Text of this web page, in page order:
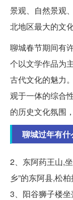
景观、自然景观
北地区最大的文
聊城春节期间有
个以文学作品为
古代文化的魅力
观于一体的综合
的历史文化氛围
聊城过年有
2、东阿药王山,
乡”的东阿县,松
3、阳谷狮子楼